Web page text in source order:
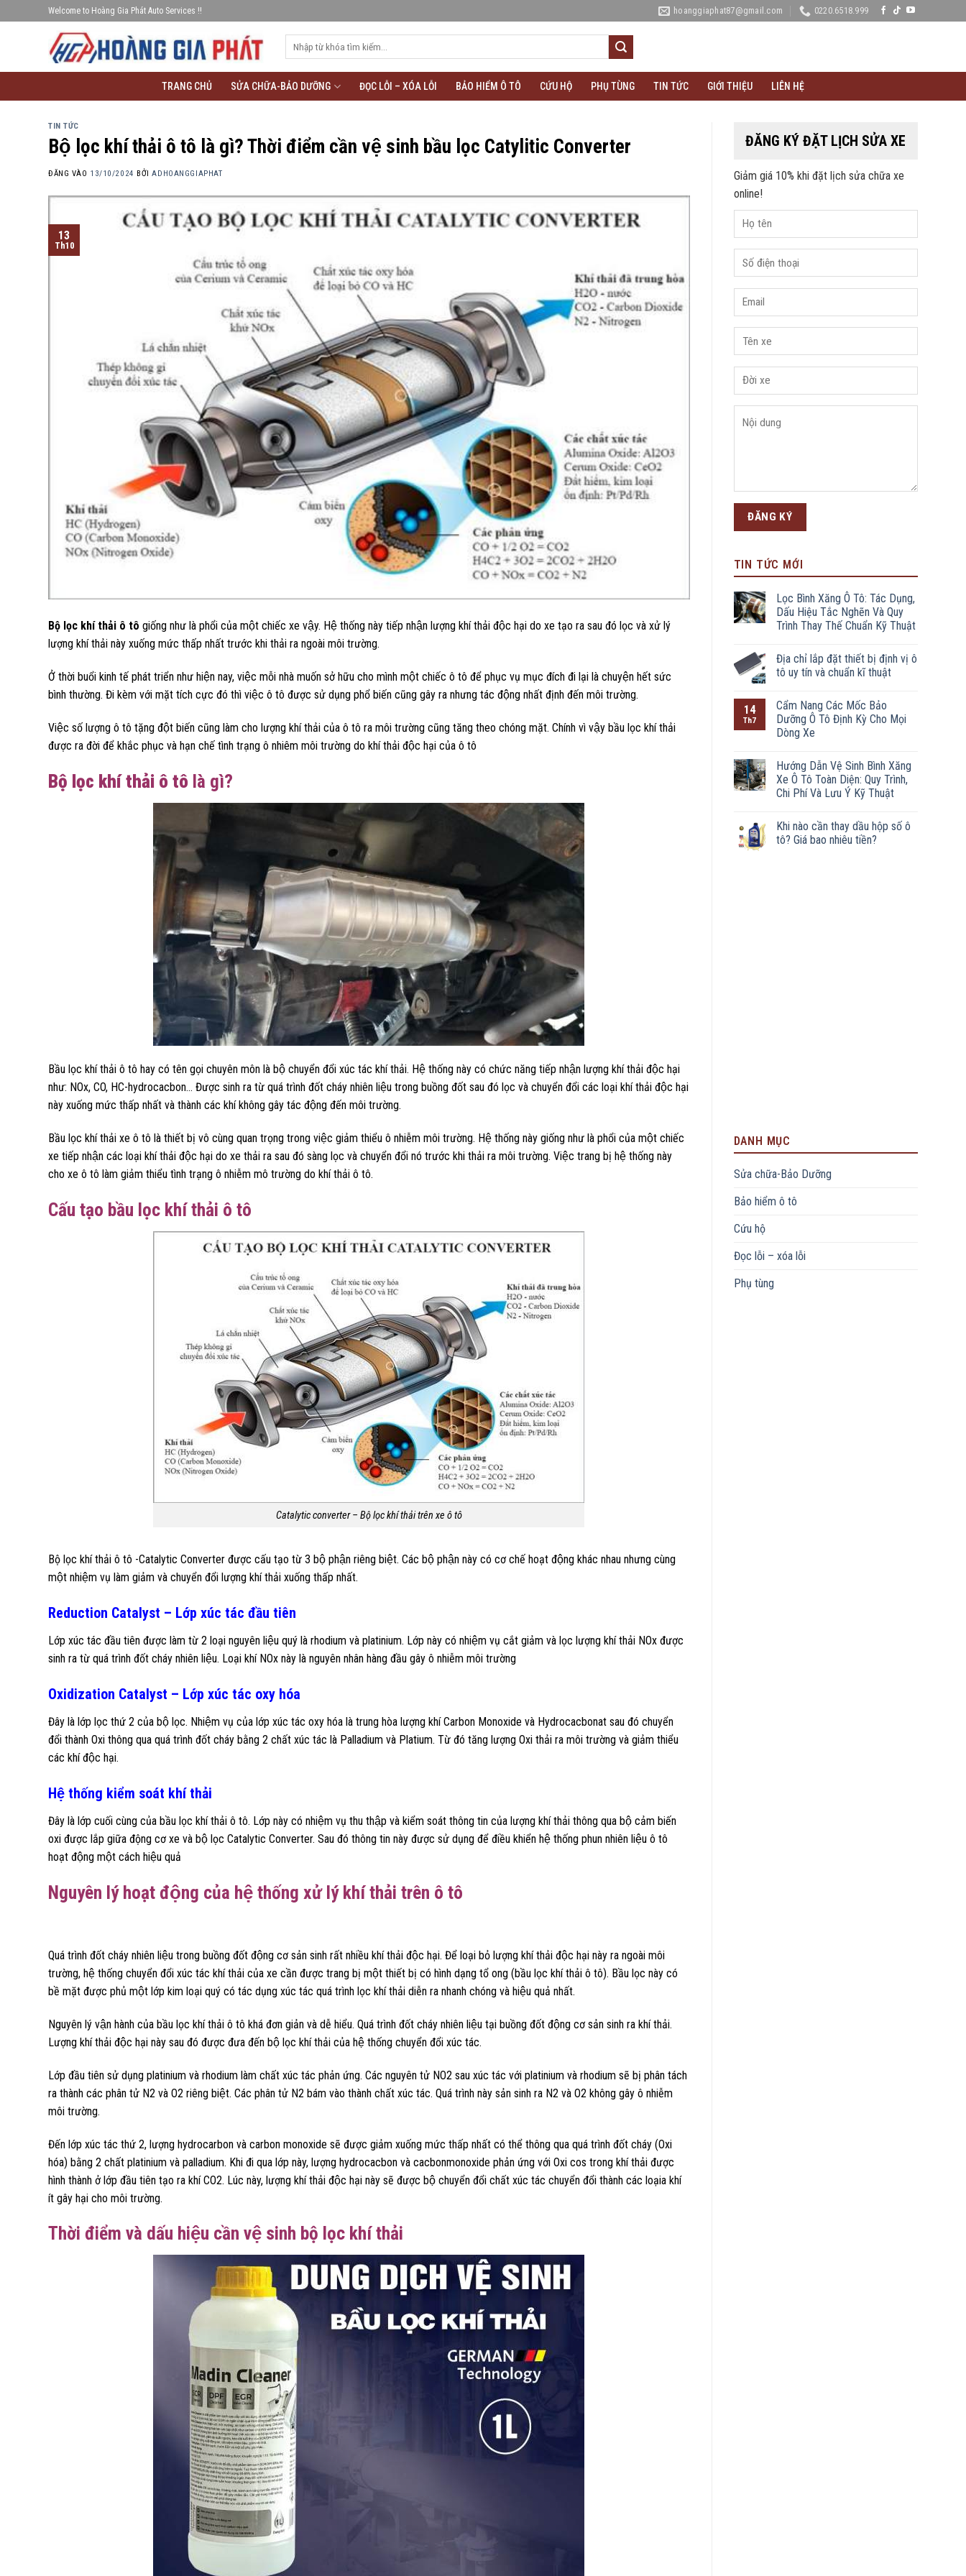
qua
Welcome to Hoàng Gia Phát Auto Services !! hoanggiaphat87@gmail.com 0220.6518.999
TRANG CHỦ SỬA CHỮA-BẢO DƯỠNG ĐỌC LỖI – XÓA LỖI BẢO HIỂM Ô TÔ CỨU HỘ PHỤ TÙNG TIN TỨC GIỚI THIỆU LIÊN HỆ
TIN TỨC
Bộ lọc khí thải ô tô là gì? Thời điểm cần vệ sinh bầu lọc Catylitic Converter
ĐĂNG VÀO 13/10/2024 BỞIADHOANGGIAPHAT
13
Th10
Bộ lọc khí thải ô tô giống như là phổi của một chiếc xe vậy. Hệ thống này tiếp nhận lượng khí thải độc hại do xe tạo ra sau đó lọc và xử lý
lượng khí thải này xuống mức thấp nhất trước khi thải ra ngoài môi trường.
Ở thời buổi kinh tế phát triển như hiện nay, việc mỗi nhà muốn sở hữu cho mình một chiếc ô tô để phục vụ mục đích đi lại là chuyện hết sức
bình thường. Đi kèm với mặt tích cực đó thì việc ô tô được sử dụng phổ biến cũng gây ra nhưng tác động nhất định đến môi trường.
Việc số lượng ô tô tặng đột biến cũng làm cho lượng khí thải của ô tô ra môi trường cũng tăng theo chóng mặt. Chính vì vậy bầu lọc khí thải
được ra đời để khắc phục và hạn chế tình trạng ô nhiêm môi trường do khí thải độc hại của ô tô
Bộ lọc khí thải ô tô là gì?
Bầu lọc khí thải ô tô hay có tên gọi chuyên môn là bộ chuyển đổi xúc tác khí thải. Hệ thống này có chức năng tiếp nhận lượng khí thải độc hại
như: NOx, CO, HC-hydrocacbon… Được sinh ra từ quá trình đốt cháy nhiên liệu trong buồng đốt sau đó lọc và chuyển đổi các loại khí thải độc hại
này xuống mức thấp nhất và thành các khí không gây tác động đến môi trường.
Bầu lọc khí thải xe ô tô là thiết bị vô cùng quan trọng trong việc giảm thiểu ô nhiễm môi trường. Hệ thống này giống như là phổi của một chiếc
xe tiếp nhận các loại khí thải độc hại do xe thải ra sau đó sàng lọc và chuyển đổi nó trước khi thải ra môi trường. Việc trang bị hệ thống này
cho xe ô tô làm giảm thiểu tình trạng ô nhiễm mô trường do khí thải ô tô.
Cấu tạo bầu lọc khí thải ô tô
Catalytic converter – Bộ lọc khí thải trên xe ô tô
Bộ lọc khí thải ô tô -Catalytic Converter được cấu tạo từ 3 bộ phận riêng biệt. Các bộ phận này có cơ chế hoạt động khác nhau nhưng cùng
một nhiệm vụ làm giảm và chuyển đổi lượng khí thải xuống thấp nhất.
Reduction Catalyst – Lớp xúc tác đầu tiên
Lớp xúc tác đầu tiên được làm từ 2 loại nguyên liệu quý là rhodium và platinium. Lớp này có nhiệm vụ cắt giảm và lọc lượng khí thải NOx được
sinh ra từ quá trình đốt cháy nhiên liệu. Loại khí NOx này là nguyên nhân hàng đầu gây ô nhiễm môi trường
Oxidization Catalyst – Lớp xúc tác oxy hóa
Đây là lớp lọc thứ 2 của bộ lọc. Nhiệm vụ của lớp xúc tác oxy hóa là trung hòa lượng khí Carbon Monoxide và Hydrocacbonat sau đó chuyển
đổi thành Oxi thông qua quá trình đốt cháy bằng 2 chất xúc tác là Palladium và Platium. Từ đó tăng lượng Oxi thải ra môi trường và giảm thiểu
các khí độc hại.
Hệ thống kiểm soát khí thải
Đây là lớp cuối cùng của bầu lọc khí thải ô tô. Lớp này có nhiệm vụ thu thập và kiểm soát thông tin của lượng khí thải thông qua bộ cảm biến
oxi được lắp giữa động cơ xe và bộ lọc Catalytic Converter. Sau đó thông tin này được sử dụng để điều khiển hệ thống phun nhiên liệu ô tô
hoạt động một cách hiệu quả
Nguyên lý hoạt động của hệ thống xử lý khí thải trên ô tô
Quá trình đốt cháy nhiên liệu trong buồng đốt động cơ sản sinh rất nhiều khí thải độc hại. Để loại bỏ lượng khí thải độc hại này ra ngoài môi
trường, hệ thống chuyển đổi xúc tác khí thải của xe cần được trang bị một thiết bị có hình dạng tổ ong (bầu lọc khí thải ô tô). Bầu lọc này có
bề mặt được phủ một lớp kim loại quý có tác dụng xúc tác quá trình lọc khí thải diễn ra nhanh chóng và hiệu quả nhất.
Nguyên lý vận hành của bầu lọc khí thải ô tô khá đơn giản và dễ hiểu. Quá trình đốt cháy nhiên liệu tại buồng đốt động cơ sản sinh ra khí thải.
Lượng khí thải độc hại này sau đó được đưa đến bộ lọc khí thải của hệ thống chuyển đổi xúc tác.
Lớp đầu tiên sử dụng platinium và rhodium làm chất xúc tác phản ứng. Các nguyên tử NO2 sau xúc tác với platinium và rhodium sẽ bị phân tách
ra thành các phân tử N2 và O2 riêng biệt. Các phân tử N2 bám vào thành chất xúc tác. Quá trình này sản sinh ra N2 và O2 không gây ô nhiễm
môi trường.
Đến lớp xúc tác thứ 2, lượng hydrocarbon và carbon monoxide sẽ được giảm xuống mức thấp nhất có thể thông qua quá trình đốt cháy (Oxi
hóa) bằng 2 chất platinium và palladium. Khi đi qua lớp này, lượng hydrocacbon và cacbonmonoxide phản ứng với Oxi cos trong khí thải được
hình thành ở lớp đầu tiên tạo ra khí CO2. Lúc này, lượng khí thải độc hại này sẽ được bộ chuyển đổi chất xúc tác chuyển đổi thành các loạia khí
ít gây hại cho môi trường.
Thời điểm và dấu hiệu cần vệ sinh bộ lọc khí thải
ĐĂNG KÝ ĐẶT LỊCH SỬA XE
Giảm giá 10% khi đặt lịch sửa chữa xe
online!
TIN TỨC MỚI
Lọc Bình Xăng Ô Tô: Tác Dụng,
Dấu Hiệu Tắc Nghẽn Và Quy
Trình Thay Thế Chuẩn Kỹ Thuật
Địa chỉ lắp đặt thiết bị định vị ô
tô uy tín và chuẩn kĩ thuật
14
Th7
Cẩm Nang Các Mốc Bảo
Dưỡng Ô Tô Định Kỳ Cho Mọi
Dòng Xe
Hướng Dẫn Vệ Sinh Bình Xăng
Xe Ô Tô Toàn Diện: Quy Trình,
Chi Phí Và Lưu Ý Kỹ Thuật
Khi nào cần thay dầu hộp số ô
tô? Giá bao nhiêu tiền?
DANH MỤC
Sửa chữa-Bảo Dưỡng
Bảo hiểm ô tô
Cứu hộ
Đọc lỗi – xóa lỗi
Phụ tùng